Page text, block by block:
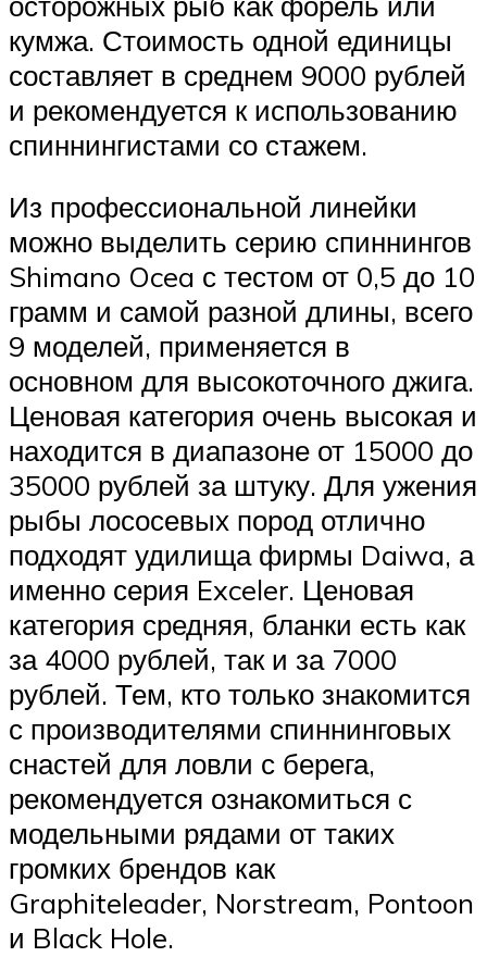
кумжа. Стоимость одной единицы
составляет в среднем 9000 рублей
и рекомендуется к использованию
спиннингистами со стажем.
Из профессиональной линейки
можно выделить серию спиннингов
Shimano Ocea с тестом от 0,5 до 10
грамм и самой разной длины, всего
9 моделей, применяется в
основном для высокоточного джига.
Ценовая категория очень высокая и
находится в диапазоне от 15000 до
35000 рублей за штуку. Для ужения
рыбы лососевых пород отлично
подходят удилища фирмы Daiwa, а
именно серия Exceler. Ценовая
категория средняя, бланки есть как
за 4000 рублей, так и за 7000
рублей. Тем, кто только знакомится
с производителями спиннинговых
снастей для ловли с берега,
рекомендуется ознакомиться с
модельными рядами от таких
громких брендов как
Graphiteleader, Norstream, Pontoon
и Black Hole.